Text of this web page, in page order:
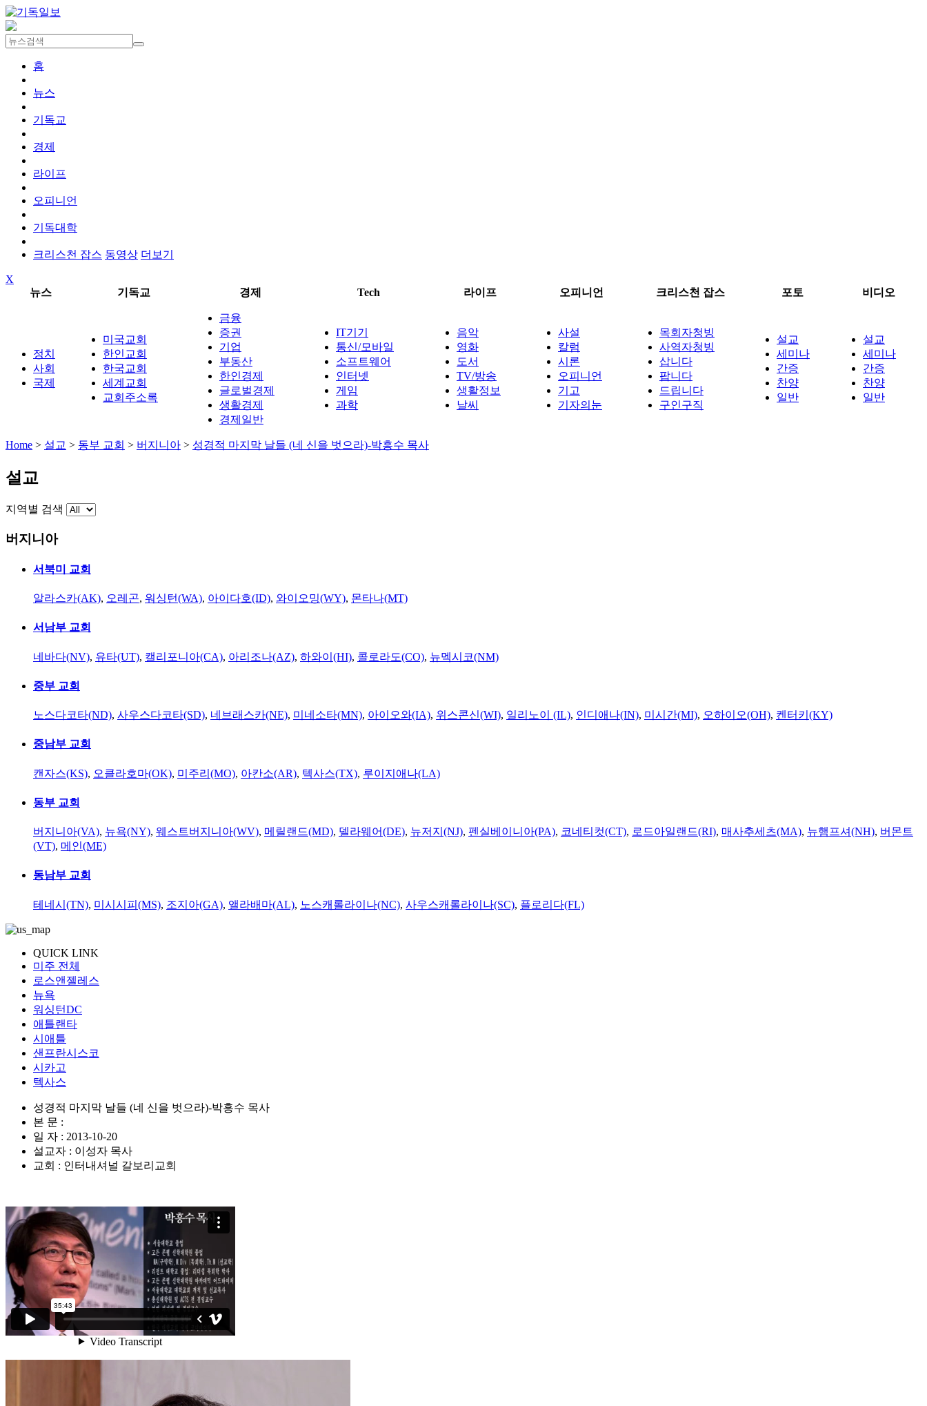
홈
뉴스
기독교
경제
라이프
오피니언
기독대학
크리스천 잡스 동영상 더보기
X
뉴스
기독교 경제 Tech 라이프 오피니언 크리스천 잡스 포토 비디오
정치
사회
국제
미국교회
한인교회
한국교회
세계교회
교회주소록
금융
증권
기업
부동산
한인경제
글로벌경제
생활경제
경제일반
IT기기
통신/모바일
소프트웨어
인터넷
게임
과학
음악
영화
도서
TV/방송
생활정보
날씨
사설
칼럼
시론
오피니언
기고
기자의눈
목회자청빙
사역자청빙
삽니다
팝니다
드립니다
구인구직
설교
세미나
간증
찬양
일반
설교
세미나
간증
찬양
일반
Home > 설교 > 동부 교회 > 버지니아 > 성경적 마지막 날들 (네 신을 벗으라)-박흥수 목사
설교
지역별 검색
버지니아
서북미 교회
알라스카(AK), 오레곤, 워싱턴(WA), 아이다호(ID), 와이오밍(WY), 몬타나(MT)
서남부 교회
네바다(NV), 유타(UT), 캘리포니아(CA), 아리조나(AZ), 하와이(HI), 콜로라도(CO), 뉴멕시코(NM)
중부 교회
노스다코타(ND), 사우스다코타(SD), 네브래스카(NE), 미네소타(MN), 아이오와(IA), 위스콘신(WI), 일리노이 (IL), 인디애나(IN), 미시간(MI), 오하이오(OH), 켄터키(KY)
중남부 교회
캔자스(KS), 오클라호마(OK), 미주리(MO), 아칸소(AR), 텍사스(TX), 루이지애나(LA)
동부 교회
버지니아(VA), 뉴욕(NY), 웨스트버지니아(WV), 메릴랜드(MD), 델라웨어(DE), 뉴저지(NJ), 펜실베이니아(PA), 코네티컷(CT), 로드아일랜드(RI), 매사추세츠(MA), 뉴햄프셔(NH), 버몬트
(VT), 메인(ME)
동남부 교회
테네시(TN), 미시시피(MS), 조지아(GA), 앨라배마(AL), 노스캐롤라이나(NC), 사우스캐롤라이나(SC), 플로리다(FL)
QUICK LINK
미주 전체
로스앤젤레스
뉴욕
워싱턴DC
애틀랜타
시애틀
샌프란시스코
시카고
텍사스
성경적 마지막 날들 (네 신을 벗으라)-박흥수 목사
본 문 :
일 자 : 2013-10-20
설교자 : 이성자 목사
교회 : 인터내셔널 갈보리교회